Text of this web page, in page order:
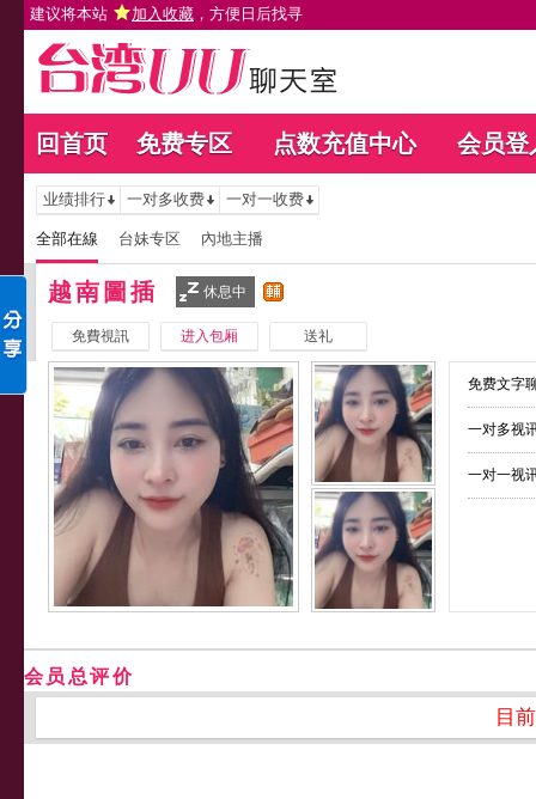
建议将本站 加入收藏 ，方便日后找寻
回首页 免费专区 点数充值中心 会员登
业绩排行 一对多收费 一对一收费
全部在線 台妹专区 內地主播
越南圖插 休息中
免費視訊 进入包厢 送礼
免费文字
一对多视
一对一视
会员总评价
目